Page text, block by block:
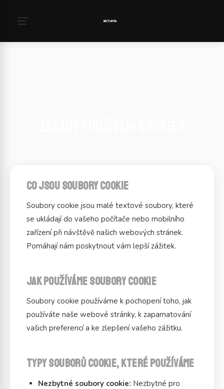
Co jsou soubory cookie
Soubory cookie jsou malé textové soubory, které
se ukládají do vašeho počítače nebo mobilního
zařízení při návštěvě našich webových stránek.
Pomáhají nám poskytnout vám lepší zážitek.
Jak používáme soubory cookie
Soubory cookie používáme k pochopení toho, jak
používáte naše webové stránky, k zapamatování
vašich preferencí a ke zlepšení vašeho zážitku.
Typy souborů cookie, které používáme
Nezbytné soubory cookie: Nezbytné pro